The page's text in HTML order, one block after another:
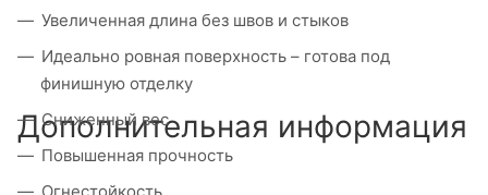
Увеличенная длина без швов и стыков
Идеально ровная поверхность – готова под
финишную отделку
Сниженный вес
Повышенная прочность
Дополнительная информация